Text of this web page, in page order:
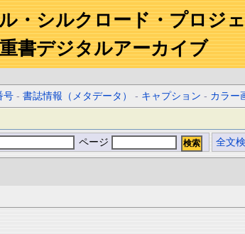
・シルクロード・プロジ
書デジタルアーカイブ
号 -書誌情報（メタデータ） - キャプション - カラー
ページ 全文